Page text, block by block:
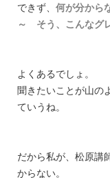
できず、 何が分から
～ そう、こんなグ
よくあるでしょ。
聞きたいことが山の
ていうね。
だから私が、松原講
からない。